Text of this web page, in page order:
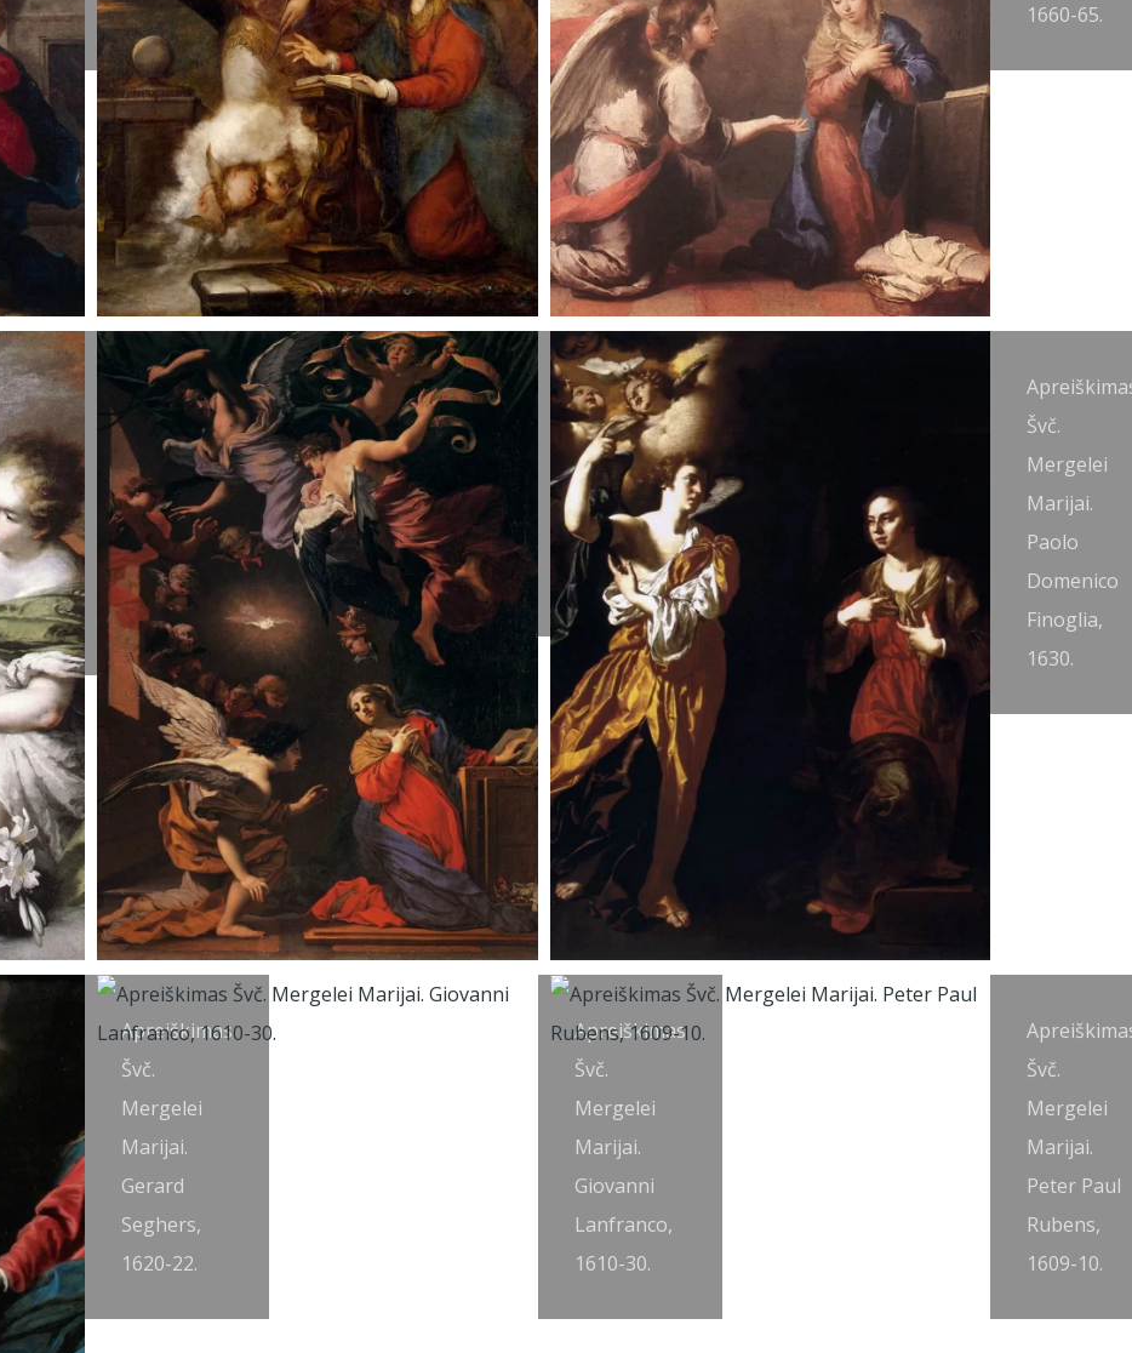
1724-25.
1660-65.
Apreiškimas
Švč.
Mergelei
Marijai.
Bernardo
Strozzi,
1643-44.
Apreiškimas
Švč.
Mergelei
Marijai.
Simon
Vouet, 1640.
Švč.
Mergelei
Marijai.
Paolo
Domenico
Finoglia,
1630.
Apreiškimas
Švč.
Mergelei
Marijai.
Gerard
Seghers,
1620-22.
Apreiškimas
Švč.
Mergelei
Marijai.
Giovanni
Lanfranco,
1610-30.
Švč.
Mergelei
Marijai.
Peter Paul
Rubens,
1609-10.